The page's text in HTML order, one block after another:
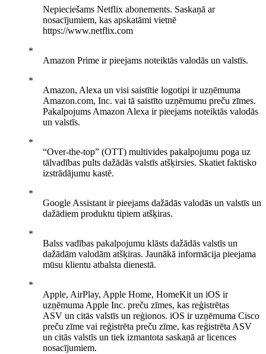
Nepieciešams Netflix abonements. Saskaņā ar
nosacījumiem, kas apskatāmi vietnē
https://www.netflix.com
Amazon Prime ir pieejams noteiktās valodās un valstīs.
Amazon, Alexa un visi saistītie logotipi ir uzņēmuma
Amazon.com, Inc. vai tā saistīto uzņēmumu preču zīmes.
Pakalpojums Amazon Alexa ir pieejams noteiktās valodās
un valstīs.
“Over-the-top” (OTT) multivides pakalpojumu poga uz
tālvadības pults dažādās valstīs atšķirsies. Skatiet faktisko
izstrādājumu kastē.
Google Assistant ir pieejams dažādās valodās un valstīs un
dažādiem produktu tipiem atšķiras.
Balss vadības pakalpojumu klāsts dažādās valstīs un
dažādām valodām atšķiras. Jaunākā informācija pieejama
mūsu klientu atbalsta dienestā.
Apple, AirPlay, Apple Home, HomeKit un iOS ir
uzņēmuma Apple Inc. preču zīmes, kas reģistrētas
ASV un citās valstīs un reģionos. iOS ir uzņēmuma Cisco
preču zīme vai reģistrēta preču zīme, kas reģistrēta ASV
un citās valstīs un tiek izmantota saskaņā ar licences
nosacījumiem.